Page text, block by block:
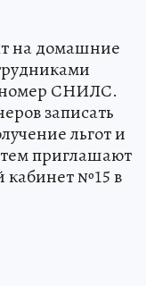
на домашние
номер СНИЛС.
записать
льгот и
приглашают
кабинет №15 в